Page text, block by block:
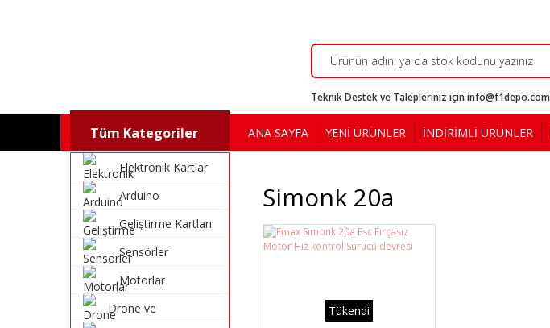
Teknik Destek ve Talepleriniz için info@f1depo.com
Tüm Kategoriler
Elektronik Kartlar
Arduino
Geliştirme Kartları
Sensörler
Motorlar
Drone ve
ANA SAYFA YENİ ÜRÜNLER İNDİRİMLİ ÜRÜNLER
Simonk 20a
Tükendi